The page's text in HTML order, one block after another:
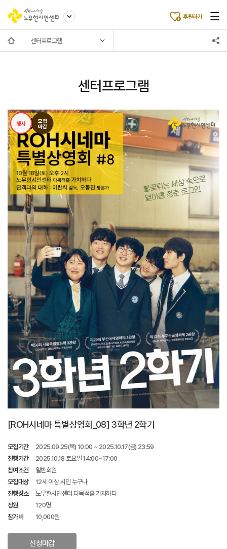
후원하기
센터프로그램
센터프로그램
행사
모집
마감
[ROH시네마 특별상영회_08] 3학년 2학기
모집기간
2025.09.25(목) 10:00 ~ 2025.10.17(금) 23:59
진행기간
2025.10.18 토요일 14:00~17:00
참여조건
일반회원
모집대상
12세 이상 시민 누구나
진행장소
노무현시민센터 다목적홀 가치하다
정원
120명
참가비
10,000원
신청마감